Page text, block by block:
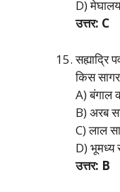
D)
उत्तर: C
सह्याद्रि
किस
A) बंगाल
B) अरब
C) लाल
D) भूमध्य
उत्तर: B